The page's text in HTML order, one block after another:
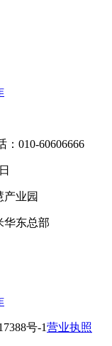
010-60606666
业园
华东总部
号-1营业执照